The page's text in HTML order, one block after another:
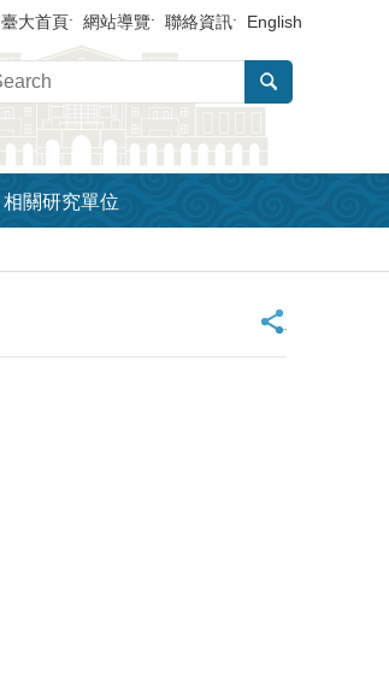
臺大首頁 網站導覽 聯絡資訊 English
相關研究單位
_